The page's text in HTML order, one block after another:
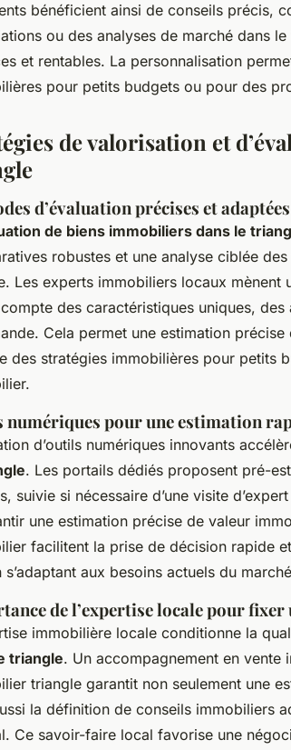
bénéficient ainsi de conseils précis,
ou des analyses de marché dans
et rentables. La personnalisation
pour petits budgets ou pour des
de valorisation et
d’évaluation précises et
de biens immobiliers dans le
robustes et une analyse ciblée
Les experts immobiliers locaux mènent
des caractéristiques uniques,
Cela permet une estimation
des stratégies immobilières pour petits
numériques pour une estimation
d’outils numériques innovants
. Les portails dédiés proposent pré-
suivie si nécessaire d’une visite
une estimation précise de valeur
facilitent la prise de décision rapide
s’adaptant aux besoins actuels du
de l’expertise locale pour
immobilière locale conditionne la
triangle. Un accompagnement en vente
triangle garantit non seulement une
la définition de conseils immobiliers
Ce savoir-faire local favorise une